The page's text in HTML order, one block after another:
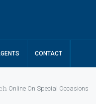
CONTACT
Online On Special Occasions